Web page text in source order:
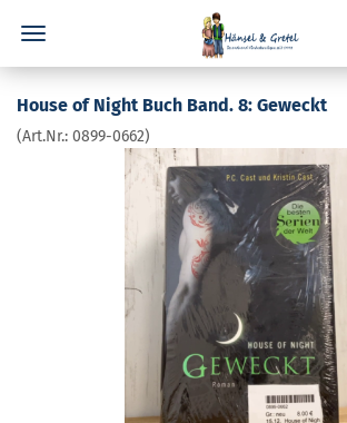
House of Night Buch Band. 8: Ge­weckt
(Art.Nr.: 0899-​0662)